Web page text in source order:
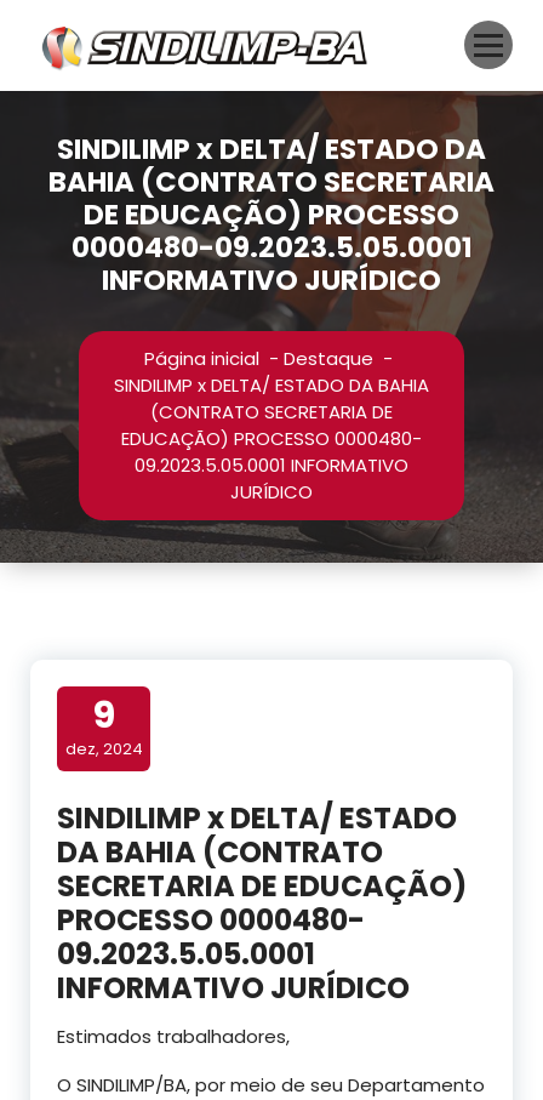
conteúdo
SINDILIMP x DELTA/ ESTADO DA
BAHIA (CONTRATO SECRETARIA
DE EDUCAÇÃO) PROCESSO
0000480-09.2023.5.05.0001
INFORMATIVO JURÍDICO
Página inicial -Destaque -
SINDILIMP x DELTA/ ESTADO DA BAHIA
(CONTRATO SECRETARIA DE
EDUCAÇÃO) PROCESSO 0000480-
09.2023.5.05.0001 INFORMATIVO
JURÍDICO
9
dez, 2024
SINDILIMP x DELTA/ ESTADO
DA BAHIA (CONTRATO
SECRETARIA DE EDUCAÇÃO)
PROCESSO 0000480-
09.2023.5.05.0001
INFORMATIVO JURÍDICO
Estimados trabalhadores,
O SINDILIMP/BA, por meio de seu Departamento